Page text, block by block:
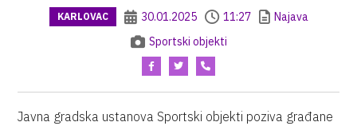
KARLOVAC 30.01.2025 11:27
Najava
Sportski objekti
Javna gradska ustanova Sportski objekti poziva građane